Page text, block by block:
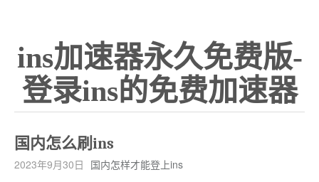
ins加速器永久免费版-
登录ins的免费加速器
国内怎么刷ins
2023年9月30日 国内怎样才能登上ins